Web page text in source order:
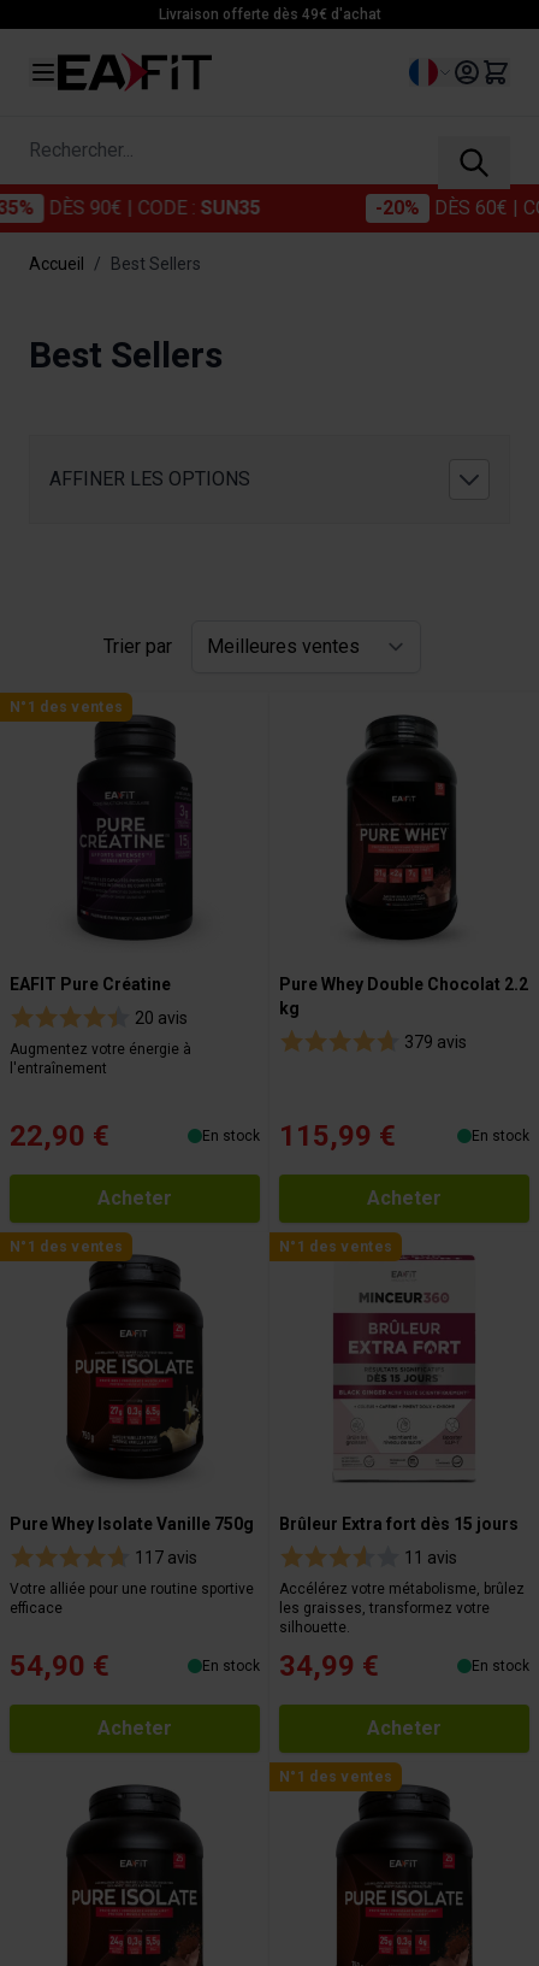
Livraison offerte dès 49€ d'achat
Langue
Rechercher...
90€| CODE :SUN35 DÈS 60€| CODE :
Accueil / Best Sellers
Best Sellers
AFFINER LES OPTIONS
Trier par
N°1 des ventes
EAFIT Pure Créatine
20 avis
Augmentez votre énergie à
l'entraînement
22,90 € En stock
Acheter
Pure Whey Double Chocolat 2.2
kg
379 avis
115,99 € En stock
Acheter
N°1 des ventes
Pure Whey Isolate Vanille 750g
117 avis
Votre alliée pour une routine sportive
efficace
54,90 € En stock
Acheter
N°1 des ventes
Brûleur Extra fort dès 15 jours
11 avis
Accélérez votre métabolisme, brûlez
les graisses, transformez votre
silhouette.
34,99 € En stock
Acheter
N°1 des ventes